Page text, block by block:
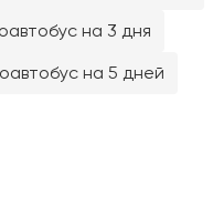
на 3 дня
на 5 дней